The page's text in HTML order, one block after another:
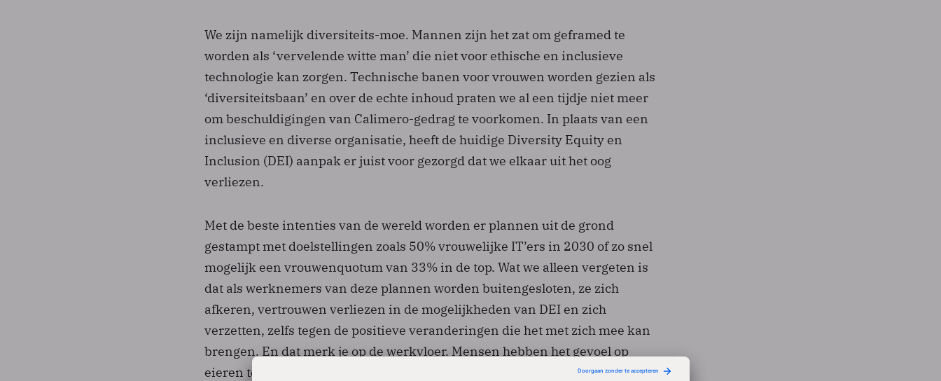
We zijn namelijk diversiteits-moe. Mannen zijn het zat om geframed te
worden als ‘vervelende witte man’ die niet voor ethische en inclusieve
technologie kan zorgen. Technische banen voor vrouwen worden gezien als
‘diversiteitsbaan’ en over de echte inhoud praten we al een tijdje niet meer
om beschuldigingen van Calimero-gedrag te voorkomen. In plaats van een
inclusieve en diverse organisatie, heeft de huidige Diversity Equity en
Inclusion (DEI) aanpak er juist voor gezorgd dat we elkaar uit het oog
verliezen.
Met de beste intenties van de wereld worden er plannen uit de grond
gestampt met doelstellingen zoals 50% vrouwelijke IT’ers in 2030 of zo snel
mogelijk een vrouwenquotum van 33% in de top. Wat we alleen vergeten is
dat als werknemers van deze plannen worden buitengesloten, ze zich
afkeren, vertrouwen verliezen in de mogelijkheden van DEI en zich
verzetten, zelfs tegen de positieve veranderingen die het met zich mee kan
brengen. En dat merk je op de werkvloer. Mensen hebben het gevoel op
eieren te lopen tijdens een vergadering, maken negatieve opmerkingen als